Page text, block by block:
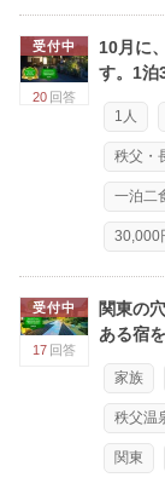
受付中
20 回答
10月に
す。1泊
1人
秩父・
一泊二
30,000
受付中
17 回答
関東の
ある宿
家族
秩父温
関東